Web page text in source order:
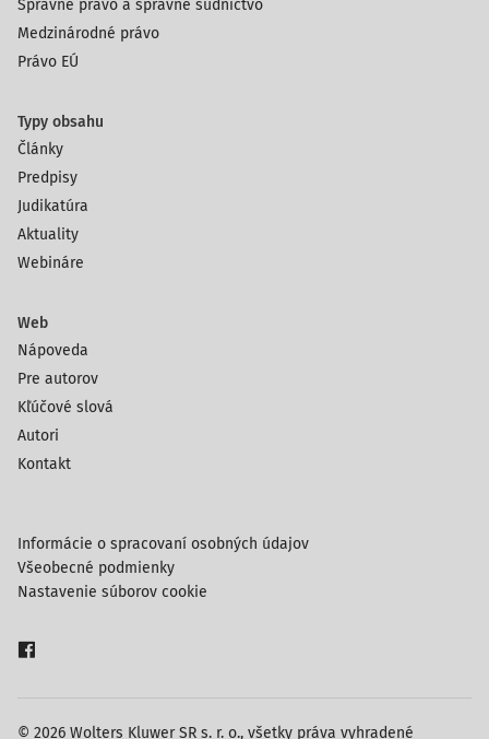
Správne právo a správne súdnictvo
Medzinárodné právo
Právo EÚ
Typy obsahu
Články
Predpisy
Judikatúra
Aktuality
Webináre
Web
Nápoveda
Pre autorov
Kľúčové slová
Autori
Kontakt
© 2026 Wolters Kluwer SR s. r. o., všetky práva vyhradené
Informácie o spracovaní osobných údajov
Všeobecné podmienky
Nastavenie súborov cookie